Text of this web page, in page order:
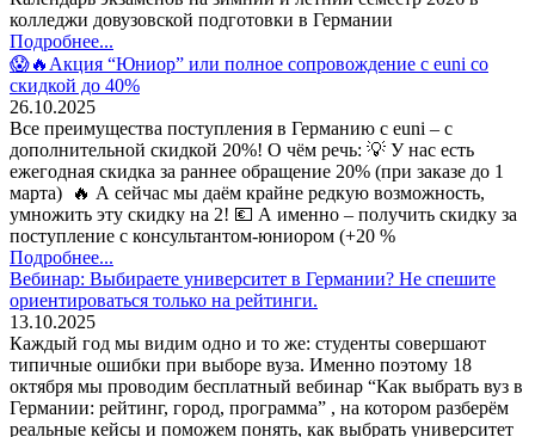
колледжи довузовской подготовки в Германии
Подробнее...
😱🔥Акция “Юниор” или полное сопровождение с euni со
скидкой до 40%
26.10.2025
Все преимущества поступления в Германию с euni – с
дополнительной скидкой 20%! О чём речь: 💡 У нас есть
ежегодная скидка за раннее обращение 20% (при заказе до 1
марта) 🔥 А сейчас мы даём крайне редкую возможность,
умножить эту скидку на 2! 💶 А именно – получить скидку за
поступление с консультантом-юниором (+20 %
Подробнее...
Вебинар: Выбираете университет в Германии? Не спешите
ориентироваться только на рейтинги.
13.10.2025
Каждый год мы видим одно и то же: студенты совершают
типичные ошибки при выборе вуза. Именно поэтому 18
октября мы проводим бесплатный вебинар “Как выбрать вуз в
Германии: рейтинг, город, программа” , на котором разберём
реальные кейсы и поможем понять, как выбрать университет